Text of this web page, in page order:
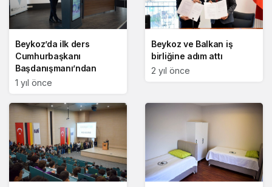
Beykoz’da ilk ders
Cumhurbaşkanı
Başdanışmanı’ndan
1 yıl önce
Beykoz ve Balkan iş
birliğine adım attı
2 yıl önce